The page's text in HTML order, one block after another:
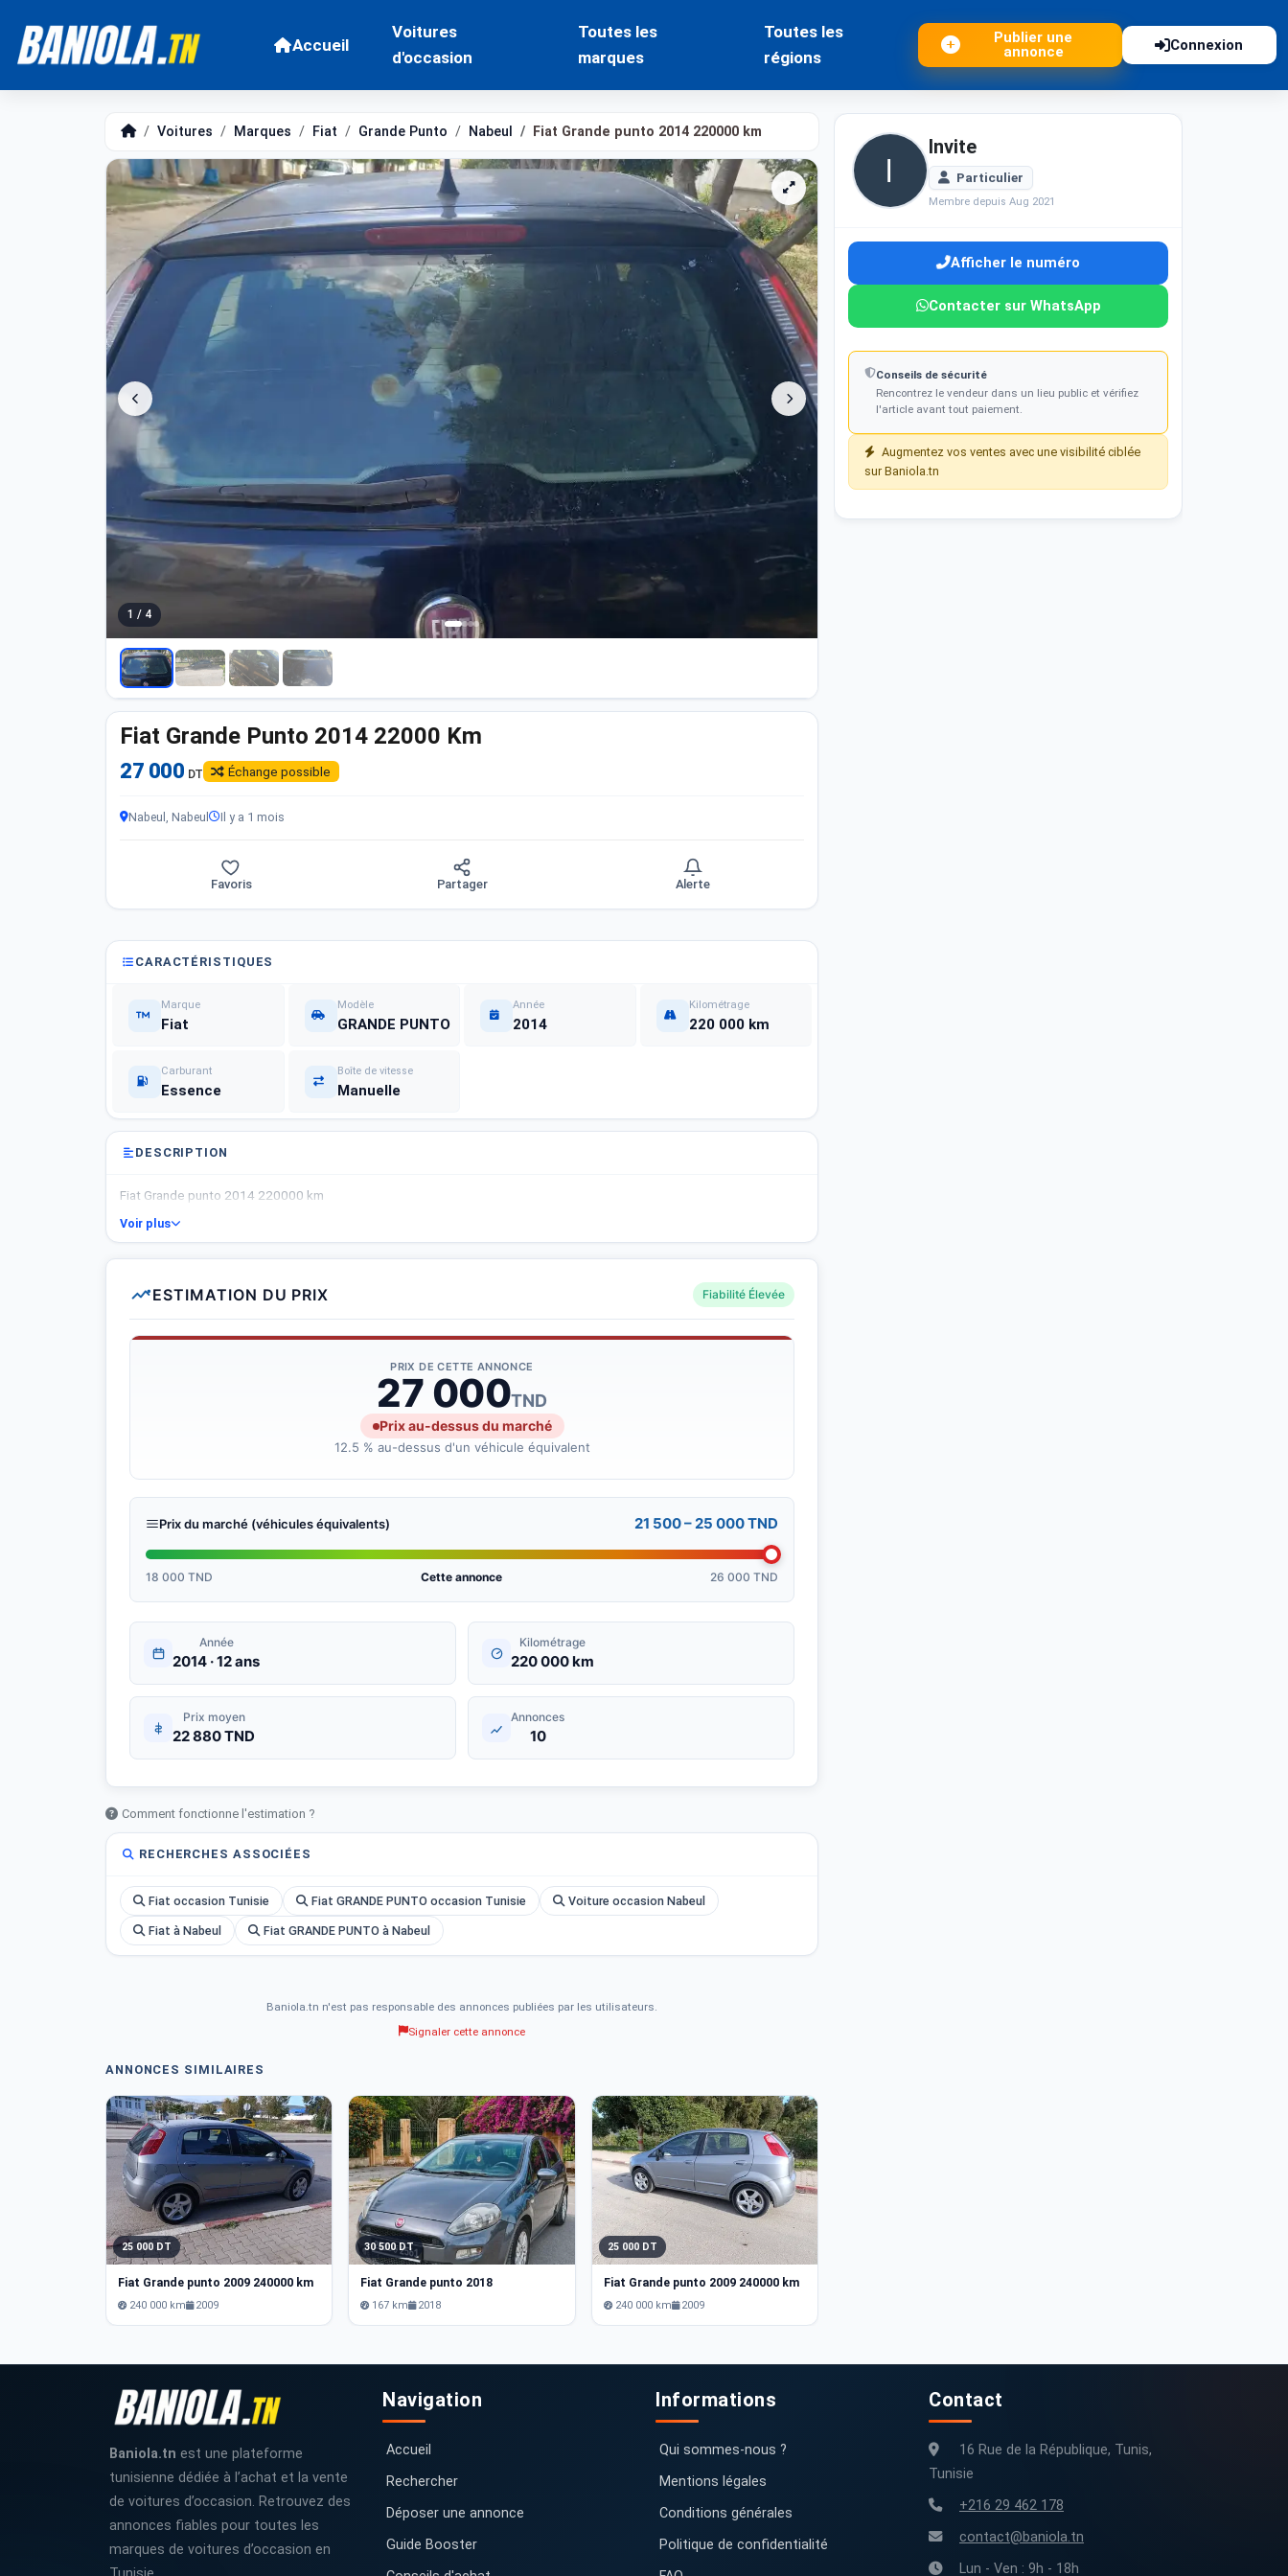
Accueil
Voitures
d'occasion
Toutes les
marques
Toutes les
régions
Publier une
annonce
Connexion
Voitures Marques Fiat Grande Punto Nabeul Fiat Grande punto 2014 220000 km
1 / 4
Fiat Grande Punto 2014 22000 Km
27 000 DT Échange possible
Nabeul, Nabeul Il y a 1 mois
Favoris Partager Alerte
CARACTÉRISTIQUES
Marque
Fiat
Modèle
GRANDE PUNTO
Année
2014
Kilométrage
220 000 km
Carburant
Essence
Boîte de vitesse
Manuelle
DESCRIPTION
Fiat Grande punto 2014 220000 km
Voir plus
ESTIMATION DU PRIX Fiabilité Élevée
PRIX DE CETTE ANNONCE
27 000TND
Prix au-dessus du marché
12.5 % au-dessus d'un véhicule équivalent
Prix du marché (véhicules équivalents) 21 500 – 25 000 TND
18 000 TND Cette annonce 26 000 TND
Année
2014 · 12 ans
Kilométrage
220 000 km
Prix moyen
22 880 TND
Annonces
10
Comment fonctionne l'estimation ?
RECHERCHES ASSOCIÉES
Fiat occasion Tunisie Fiat GRANDE PUNTO occasion Tunisie Voiture occasion Nabeul
Fiat à Nabeul Fiat GRANDE PUNTO à Nabeul
Baniola.tn n'est pas responsable des annonces publiées par les utilisateurs.
Signaler cette annonce
ANNONCES SIMILAIRES
25 000 DT
Fiat Grande punto 2009 240000 km
240 000 km 2009
30 500 DT
Fiat Grande punto 2018
167 km 2018
25 000 DT
Fiat Grande punto 2009 240000 km
240 000 km 2009
Invite
Particulier
Membre depuis Aug 2021
Afficher le numéro
Contacter sur WhatsApp
Conseils de sécurité
Rencontrez le vendeur dans un lieu public et vérifiez
l'article avant tout paiement.
Augmentez vos ventes avec une visibilité ciblée
sur Baniola.tn
Baniola.tn est une plateforme
tunisienne dédiée à l’achat et la vente
de voitures d’occasion. Retrouvez des
annonces fiables pour toutes les
marques de voitures d’occasion en
Navigation
Accueil
Rechercher
Déposer une annonce
Guide Booster
Informations
Qui sommes-nous ?
Mentions légales
Conditions générales
Politique de confidentialité
Contact
16 Rue de la République, Tunis,
Tunisie
+216 29 462 178
contact@baniola.tn
Lun - Ven : 9h - 18h